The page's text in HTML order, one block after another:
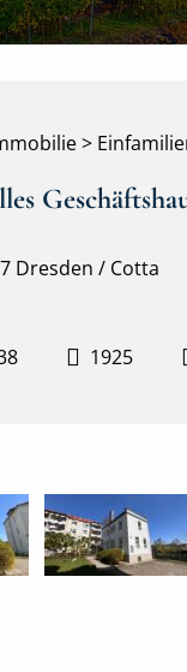
>
Dresden / Cotta
1925